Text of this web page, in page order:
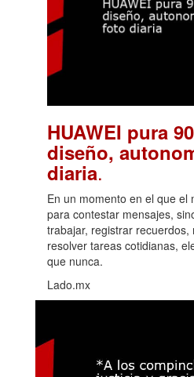
HUAWEI pura
diseño,
diaria.
En un momento en el que el
para contestar mensajes,
trabajar, registrar recuerdos,
resolver tareas cotidianas,
que nunca.
Lado.mx